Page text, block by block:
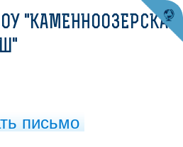
"КАМЕННООЗЕРСКАЯ
письмо